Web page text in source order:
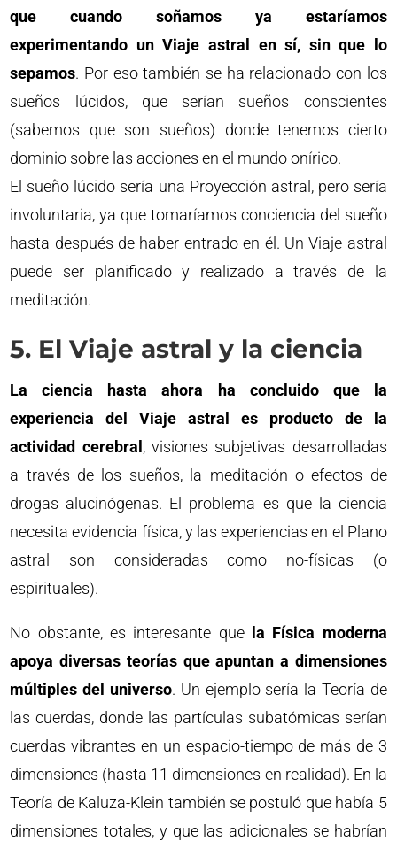
que cuando soñamos ya estaríamos
experimentando un Viaje astral en sí, sin que lo
sepamos. Por eso también se ha relacionado con los
sueños lúcidos, que serían sueños conscientes
(sabemos que son sueños) donde tenemos cierto
dominio sobre las acciones en el mundo onírico.
El sueño lúcido sería una Proyección astral, pero sería
involuntaria, ya que tomaríamos conciencia del sueño
hasta después de haber entrado en él. Un Viaje astral
puede ser planificado y realizado a través de la
meditación.
5. El Viaje astral y la ciencia
La ciencia hasta ahora ha concluido que la
experiencia del Viaje astral es producto de la
actividad cerebral , visiones subjetivas desarrolladas
a través de los sueños, la meditación o efectos de
drogas alucinógenas. El problema es que la ciencia
necesita evidencia física, y las experiencias en el Plano
astral son consideradas como no-físicas (o
espirituales).
No obstante, es interesante que
la Física moderna
apoya diversas teorías que apuntan a dimensiones
múltiples del universo. Un ejemplo sería la Teoría de
las cuerdas, donde las partículas subatómicas serían
cuerdas vibrantes en un espacio-tiempo de más de 3
dimensiones (hasta 11 dimensiones en realidad). En la
Teoría de Kaluza-Klein también se postuló que había 5
dimensiones totales, y que las adicionales se habrían